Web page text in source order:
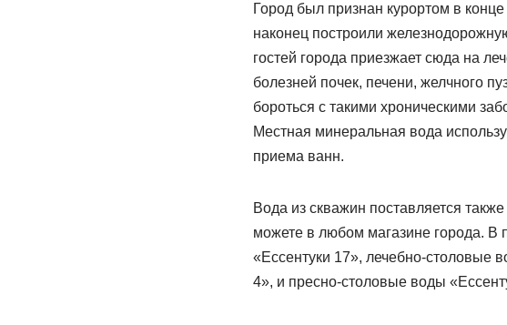
Город был признан курортом в
наконец построили
гостей города приезжает сюда на
болезней почек, печени, желчного
бороться с такими хроническими
Местная минеральная вода
приема ванн.
Вода из скважин поставляется
можете в любом магазине города. В
«Ессентуки 17», лечебно-столовые
4», и пресно-столовые воды